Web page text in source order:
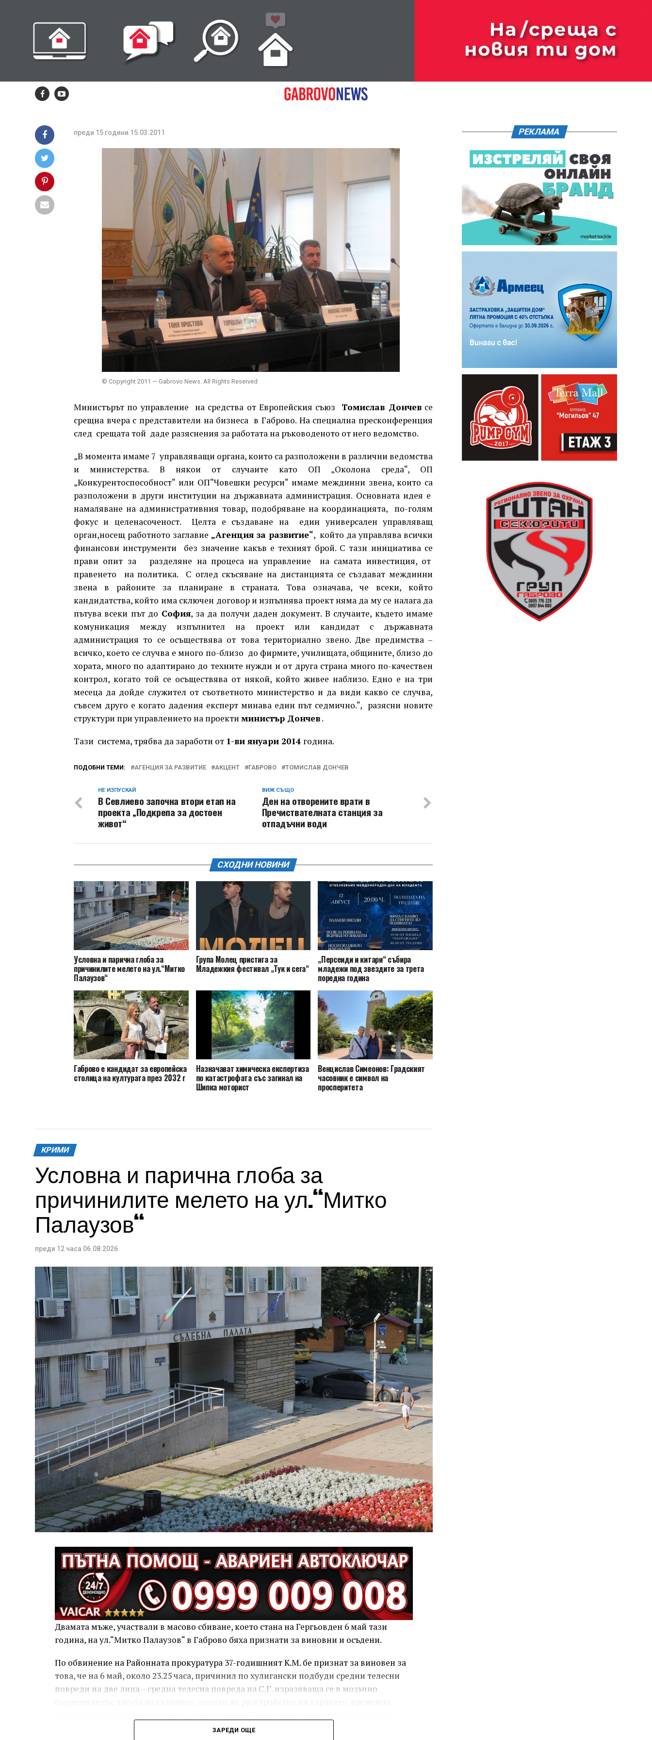
ще координират
управлението на
европарите от
2014 година
преди 15 години 15.03.2011
© Copyright 2011 — Gabrovo News. All Rights Reserved
Министърът по управление на средства от Европейския съюз Томислав Дончевсе
срещна вчера с представители на бизнеса в Габрово. На специална пресконференция
след срещата той даде разяснения за работата на ръководеното от него ведомство.
„В момента имаме 7 управляващи органа, които са разположени в различни ведомства
и министерства. В някои от случаите като ОП „Околона среда“, ОП
„Конкурентоспособност“ или ОП“Човешки ресурси“ имаме междинни звена, които са
разположени в други институции на държавната администрация. Основната идея е
намаляване на административния товар, подобряване на координацията, по-голям
фокус и целенасоченост. Целта е създаване на един универсален управляващ
орган,носещ работното заглавие „Агенция за развитие“, който да управлява всички
финансови инструменти без значение какъв е техният брой. С тази инициатива се
прави опит за разделяне на процеса на управление на самата инвестиция, от
правенето на политика. С оглед скъсяване на дистанцията се създават междинни
звена в районите за планиране в страната. Това означава, че всеки, който
кандидатства, който има сключен договор и изпълнява проект няма да му се налага да
пътува всеки път до София, за да получи даден документ. В случаите, където имаме
комуникация между изпълнител на проект или кандидат с държавната
администрация то се осъществява от това териториално звено. Две предимства –
всичко, което се случва е много по-близо до фирмите, училищата, общините, близо до
хората, много по адаптирано до техните нужди и от друга страна много по-качествен
контрол, когато той се осъществява от някой, който живее наблизо. Едно е на три
месеца да дойде служител от съответното министерство и да види какво се случва,
съвсем друго е когато дадения експерт минава един път седмично.“, разясни новите
структури при управлението на проекти министър Дончев.
Тaзи система, трябва да заработи от 1-ви януари 2014 година.
ПОДОБНИ ТЕМИ: АГЕНЦИЯ ЗА РАЗВИТИЕ АКЦЕНТ ГАБРОВО ТОМИСЛАВ ДОНЧЕВ
ВИЖ СЪЩО
Ден на отворените врати в
Пречиствателната станция за
отпадъчни води
НЕ ИЗПУСКАЙ
В Севлиево започна втори етап на
проекта „Подкрепа за достоен
живот“
СХОДНИ НОВИНИ
Условна и парична глоба за
причинилите мелето на ул.“Митко
Палаузов“
Група Молец пристига за
Младежкия фестивал „Тук и сега“
„Персеиди и китари“ събира
младежи под звездите за трета
поредна година
Габрово е кандидат за европейска
столица на културата през 2032 г
Назначават химическа експертиза
по катастрофата със загинал на
Шипка моторист
Венцислав Симеонов: Градският
часовник е символ на
просперитета
КРИМИ
Условна и парична глоба за
причинилите мелето на ул.“Митко
Палаузов“
преди 12 часа 06.08.2026
Двамата мъже, участвали в масово сбиване, което стана на Гергьовден 6 май тази
година, на ул.“Митко Палаузов“ в Габрово бяха признати за виновни и осъдени.
По обвинение на Районната прокуратура 37-годишният К.М. бе признат за виновен за
това, че на 6 май, около 23.25 часа, причинил по хулигански подбуди средни телесни
повреди на две лица – средна телесна повреда на С.Г. изразяваща се в мозъчно
пръст на дясната ръка, довела до разстройство на здравето, неопасно за живота.
ЗАРЕДИ ОЩЕ
РЕКЛАМА